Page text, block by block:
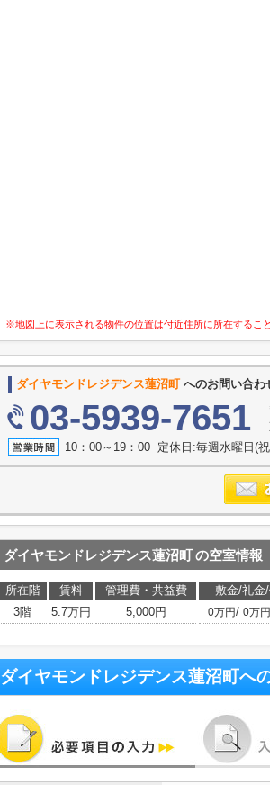
※地図上に表示される物件の位置は付近住所に所在するこ
ダイヤモンドレジデンス蓮沼町へのお問い合わ
03-5939-7651
10：00～19：00 定休日:毎週水曜日(
ダイヤモンドレジデンス蓮沼町の空室情報
所在階 賃料 管理費・共益費 敷金/礼金
3階
5.7万円 5,000円 0万円/ 0万円
ダイヤモンドレジデンス蓮沼町へ